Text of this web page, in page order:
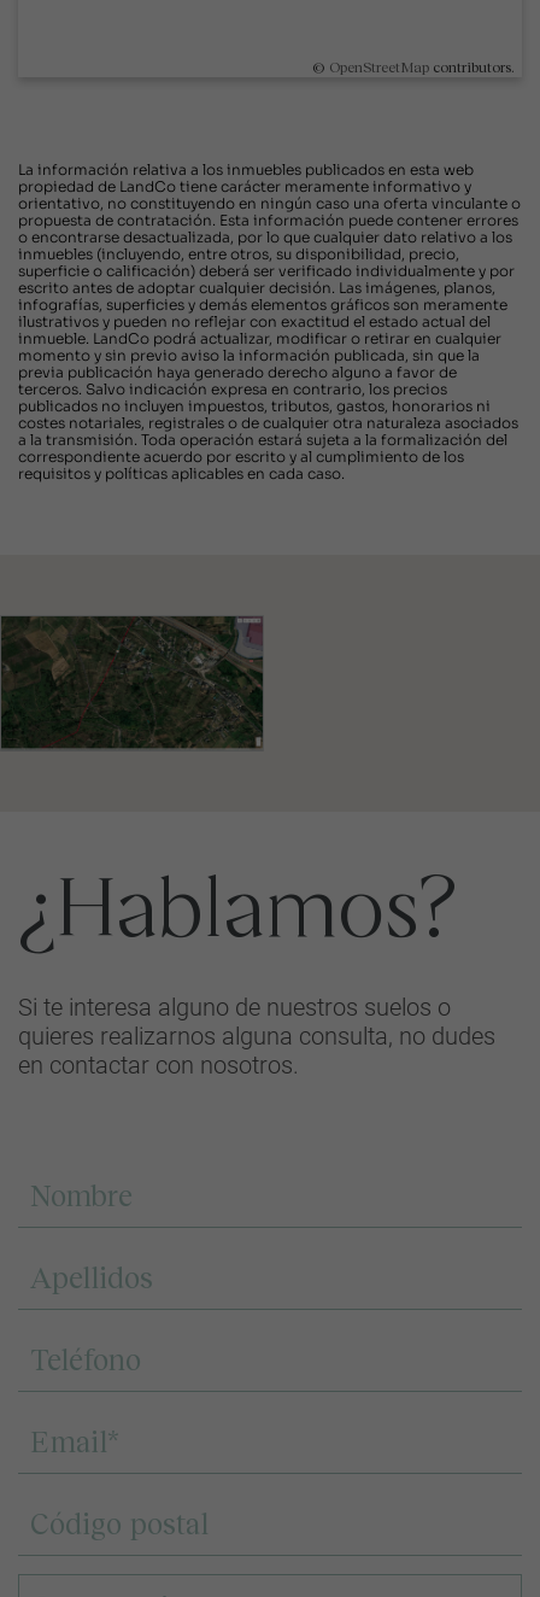
© OpenStreetMap contributors.
La información relativa a los inmuebles publicados en esta web
propiedad de LandCo tiene carácter meramente informativo y
orientativo, no constituyendo en ningún caso una oferta vinculante o
propuesta de contratación. Esta información puede contener errores
o encontrarse desactualizada, por lo que cualquier dato relativo a los
inmuebles (incluyendo, entre otros, su disponibilidad, precio,
superficie o calificación) deberá ser verificado individualmente y por
escrito antes de adoptar cualquier decisión. Las imágenes, planos,
infografías, superficies y demás elementos gráficos son meramente
ilustrativos y pueden no reflejar con exactitud el estado actual del
inmueble. LandCo podrá actualizar, modificar o retirar en cualquier
momento y sin previo aviso la información publicada, sin que la
previa publicación haya generado derecho alguno a favor de
terceros. Salvo indicación expresa en contrario, los precios
publicados no incluyen impuestos, tributos, gastos, honorarios ni
costes notariales, registrales o de cualquier otra naturaleza asociados
a la transmisión. Toda operación estará sujeta a la formalización del
correspondiente acuerdo por escrito y al cumplimiento de los
requisitos y políticas aplicables en cada caso.
¿Hablamos?
Si te interesa alguno de nuestros suelos o
quieres realizarnos alguna consulta, no dudes
en contactar con nosotros.